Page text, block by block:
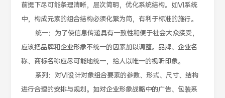
前提下尽可能条理清晰，层次简明，优化系统结构。如VI系统
中，构成元素的组合结构必须化繁为简，有利于标准的施行。
统一：为了使信息传递具有一致性和便于社会大众接受，
应该把品牌和企业形象不统一的因素加以调整。品牌、企业名
称、商标名称应尽可能地统一，给人以唯一的视听印象。
系列：对VI设计对象组合要素的参数、形式、尺寸、结构
进行合理的安排与规划。如对企业形象战略中的广告、包装系